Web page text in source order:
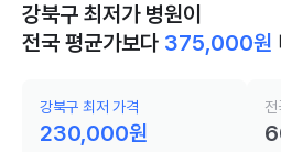
강북구 최저가 병원이
전국 평균가보다 375,000원
강북구 최저 가격
230,000원